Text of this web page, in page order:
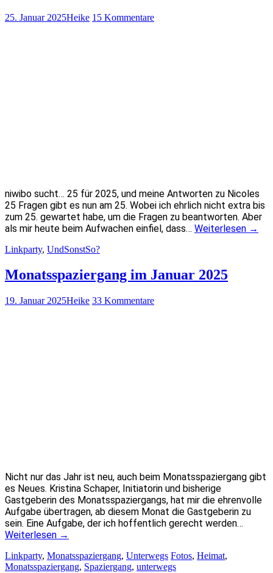
25. Januar 2025Heike 15 Kommentare
niwibo sucht… 25 für 2025, und meine Antworten zu Nicoles
25 Fragen gibt es nun am 25. Wobei ich ehrlich nicht extra bis
zum 25. gewartet habe, um die Fragen zu beantworten. Aber
als mir heute beim Aufwachen einfiel, dass… Weiterlesen →
Linkparty, UndSonstSo?
Monatsspaziergang im Januar 2025
19. Januar 2025Heike 33 Kommentare
Nicht nur das Jahr ist neu, auch beim Monatsspaziergang gibt
es Neues. Kristina Schaper, Initiatorin und bisherige
Gastgeberin des Monatsspaziergangs, hat mir die ehrenvolle
Aufgabe übertragen, ab diesem Monat die Gastgeberin zu
sein. Eine Aufgabe, der ich hoffentlich gerecht werden…
Weiterlesen →
Linkparty, Monatsspaziergang, Unterwegs Fotos, Heimat,
Monatsspaziergang, Spaziergang, unterwegs